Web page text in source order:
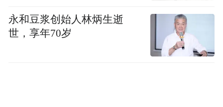
永和豆浆创始人林炳生逝
世，享年70岁